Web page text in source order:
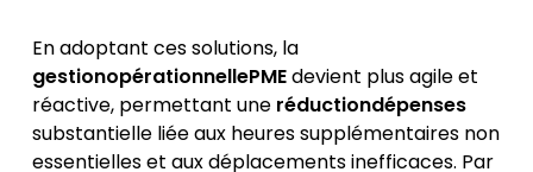
En adoptant ces solutions, la
gestionopérationnellePMEdevient plus agile et
réactive, permettant une réductiondépenses
substantielle liée aux heures supplémentaires non
essentielles et aux déplacements inefficaces. Par